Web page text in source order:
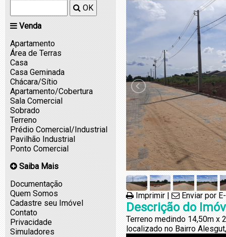
OK
Venda
Apartamento
Área de Terras
Casa
Casa Geminada
Chácara/Sítio
Apartamento/Cobertura
Sala Comercial
Sobrado
Terreno
Prédio Comercial/Industrial
Pavilhão Industrial
Ponto Comercial
Saiba Mais
Documentação
Quem Somos
Cadastre seu Imóvel
Contato
Privacidade
Simuladores
Imprimir | Enviar por
Descrição do
Terreno medindo 14,50m x
localizado no Bairro